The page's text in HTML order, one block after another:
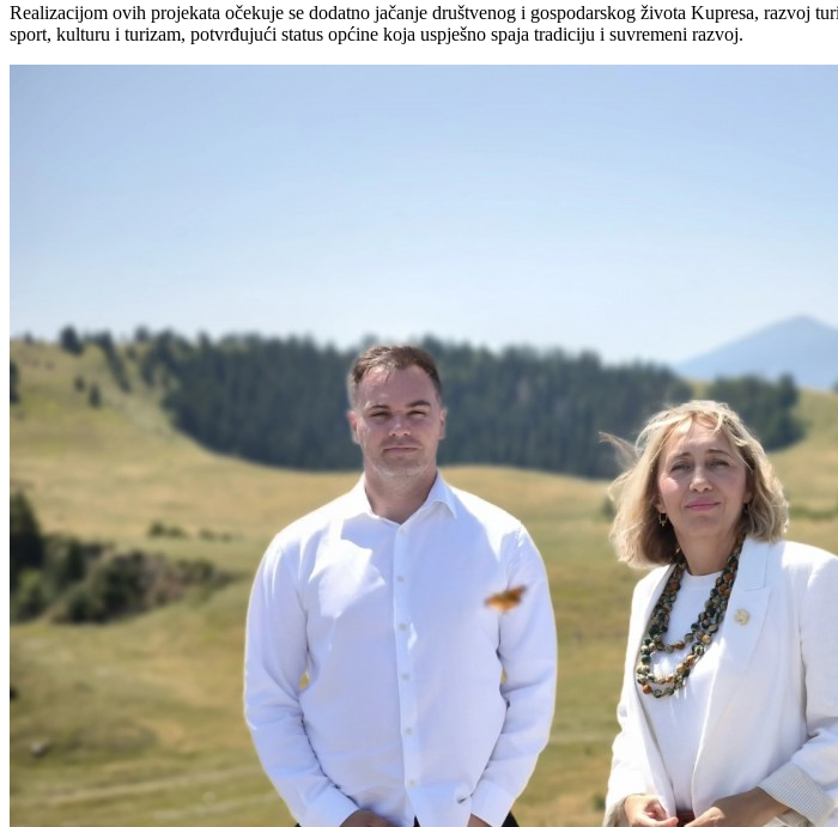
Realizacijom ovih projekata očekuje se dodatno jačanje društvenog i gospodarskog života Kupresa, razvoj
sport, kulturu i turizam, potvrđujući status općine koja uspješno spaja tradiciju i suvremeni razvoj.